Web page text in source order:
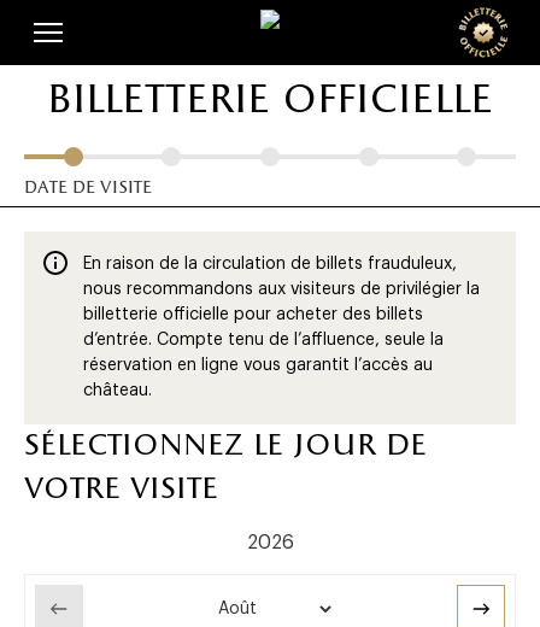
main
contentbilletterie officielle
date de visite
En raison de la circulation de billets frauduleux,
nous recommandons aux visiteurs de privilégier la
billetterie officielle pour acheter des billets
d’entrée. Compte tenu de l’affluence, seule la
réservation en ligne vous garantit l’accès au
château.
sélectionnez le jour de
votre visite